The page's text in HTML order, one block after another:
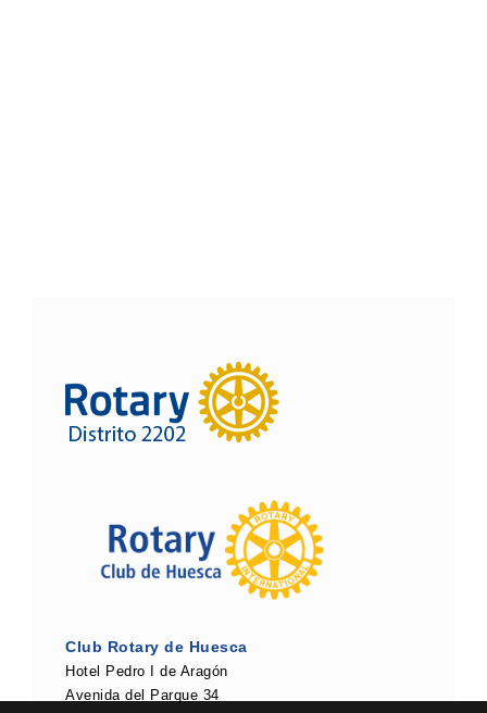
Club Rotary de Huesca
Hotel Pedro I de Aragón
Avenida del Parque 34